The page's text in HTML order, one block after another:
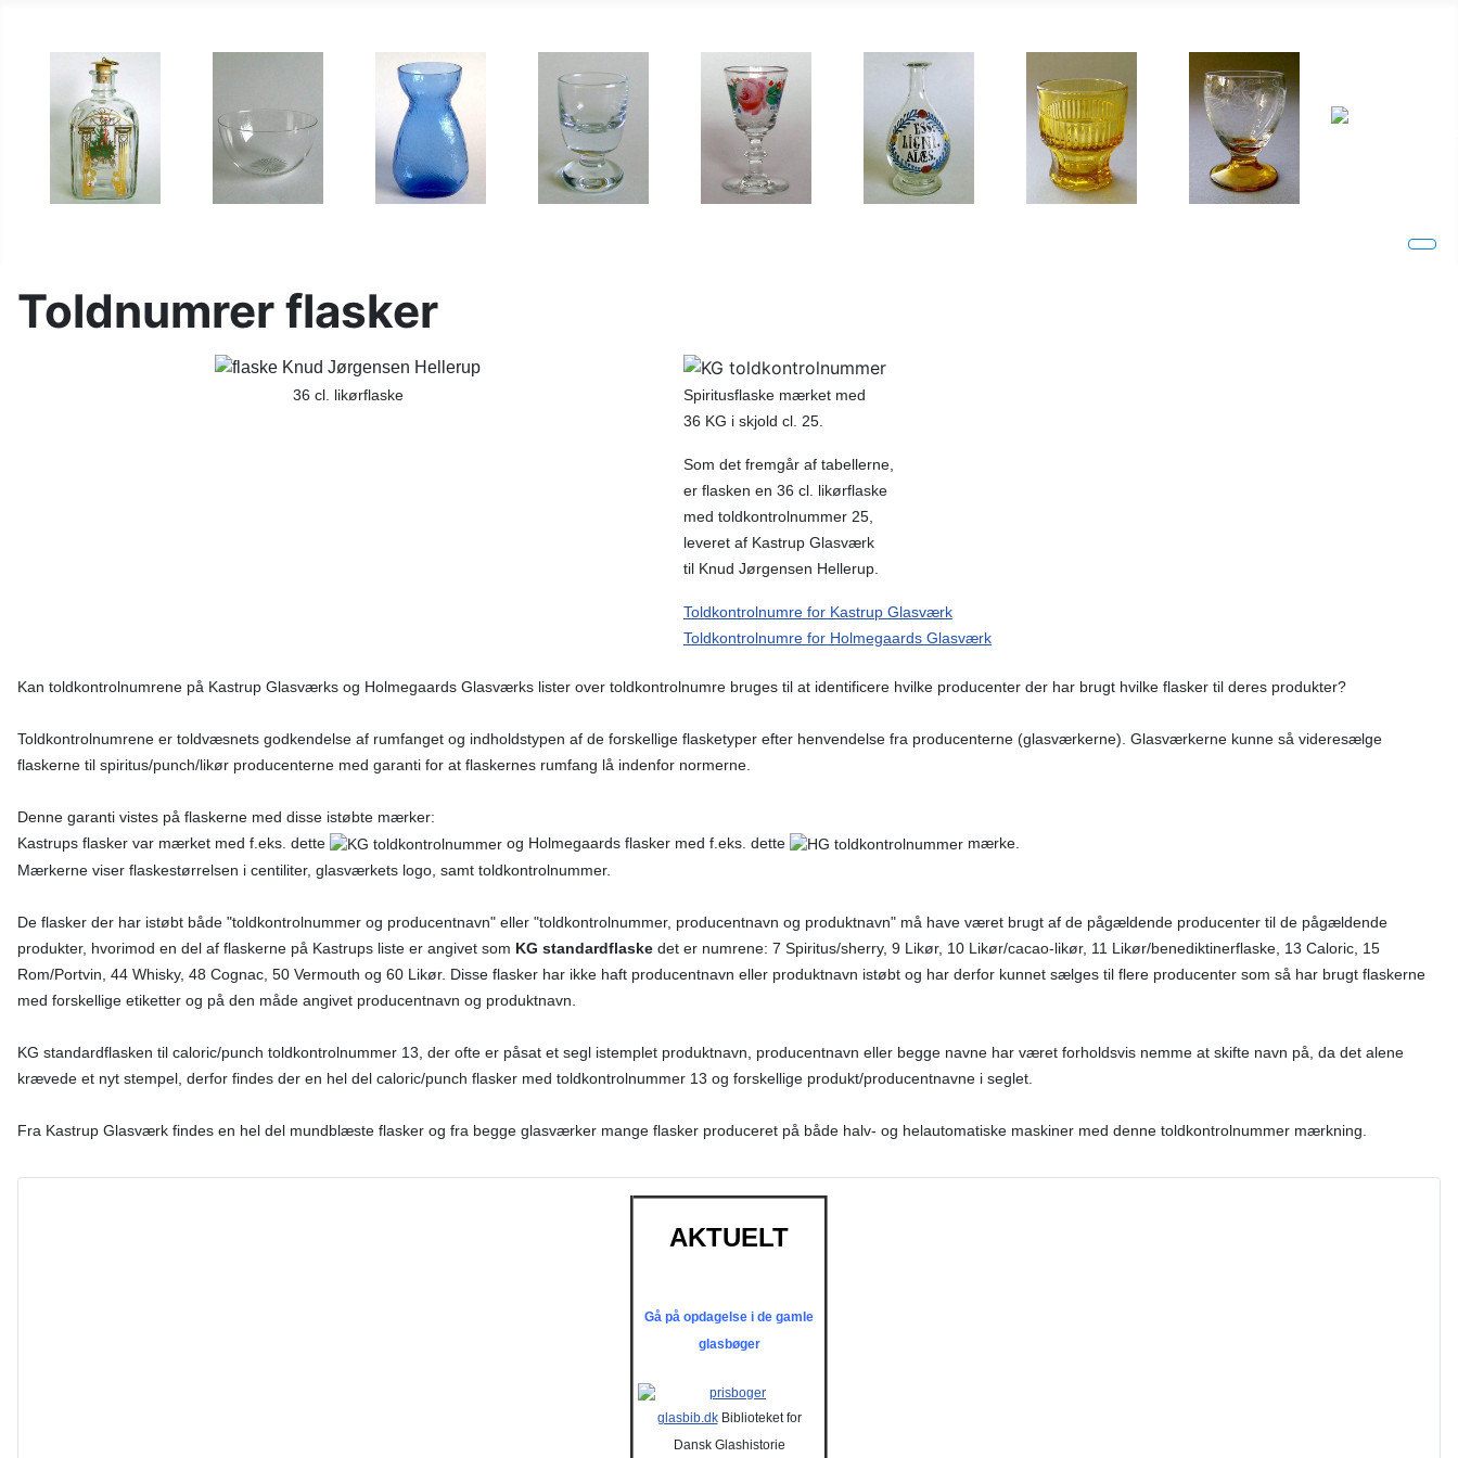
AKTUELT
Gå på opdagelse i de gamle
glasbøger
glasbib.dkBiblioteket for
Dansk Glashistorie
Toldnumrer flasker
36 cl. likørflaske
Spiritusflaske mærket med
36 KG i skjold cl. 25.
Som det fremgår af tabellerne,
er flasken en 36 cl. likørflaske
med toldkontrolnummer 25,
leveret af Kastrup Glasværk
til Knud Jørgensen Hellerup.
Toldkontrolnumre for Kastrup Glasværk
Toldkontrolnumre for Holmegaards Glasværk
Kan toldkontrolnumrene på Kastrup Glasværks og Holmegaards Glasværks lister over toldkontrolnumre bruges til at identificere hvilke producenter der har brugt hvilke flasker til deres produkter?
Toldkontrolnumrene er toldvæsnets godkendelse af rumfanget og indholdstypen af de forskellige flasketyper efter henvendelse fra producenterne (glasværkerne). Glasværkerne kunne så videresælge
flaskerne til spiritus/punch/likør producenterne med garanti for at flaskernes rumfang lå indenfor normerne.
Denne garanti vistes på flaskerne med disse istøbte mærker:
Kastrups flasker var mærket med f.eks. dette
og Holmegaards flasker med f.eks. dette
mærke.
Mærkerne viser flaskestørrelsen i centiliter, glasværkets logo, samt toldkontrolnummer.
De flasker der har istøbt både "toldkontrolnummer og producentnavn" eller "toldkontrolnummer, producentnavn og produktnavn" må have været brugt af de pågældende producenter til de pågældende
produkter, hvorimod en del af flaskerne på Kastrups liste er angivet som KG standardflaske det er numrene: 7 Spiritus/sherry, 9 Likør, 10 Likør/cacao-likør, 11 Likør/benediktinerflaske, 13 Caloric, 15
Rom/Portvin, 44 Whisky, 48 Cognac, 50 Vermouth og 60 Likør. Disse flasker har ikke haft producentnavn eller produktnavn istøbt og har derfor kunnet sælges til flere producenter som så har brugt flaskerne
med forskellige etiketter og på den måde angivet producentnavn og produktnavn.
KG standardflasken til caloric/punch toldkontrolnummer 13, der ofte er påsat et segl istemplet produktnavn, producentnavn eller begge navne har været forholdsvis nemme at skifte navn på, da det alene
krævede et nyt stempel, derfor findes der en hel del caloric/punch flasker med toldkontrolnummer 13 og forskellige produkt/producentnavne i seglet.
Fra Kastrup Glasværk findes en hel del mundblæste flasker og fra begge glasværker mange flasker produceret på både halv- og helautomatiske maskiner med denne toldkontrolnummer mærkning.